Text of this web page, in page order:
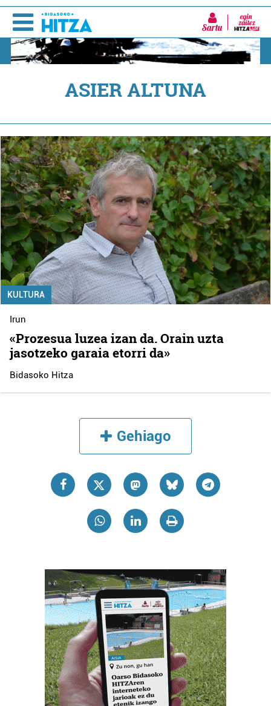
Sartu
ASIER ALTUNA
KULTURA
Irun
«Prozesua luzea izan da. Orain uzta
jasotzeko garaia etorri da»
Bidasoko Hitza
Gehiago